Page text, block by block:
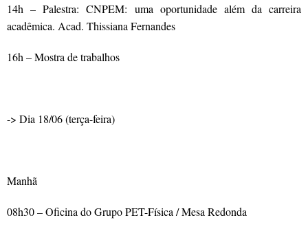
14h – Palestra: CNPEM: uma oportunidade além da carreira
acadêmica. Acad. Thissiana Fernandes
16h – Mostra de trabalhos
-> Dia 18/06 (terça-feira)
Manhã
08h30 – Oficina do Grupo PET-Física / Mesa Redonda